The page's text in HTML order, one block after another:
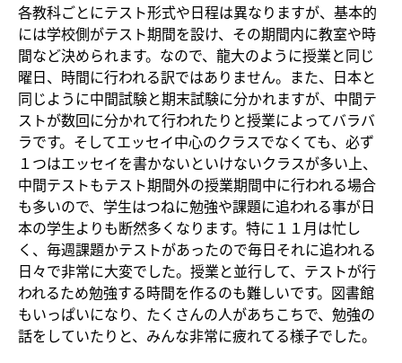
各教科ごとにテスト形式や日程は異なりますが、基本的
には学校側がテスト期間を設け、その期間内に教室や時
間など決められます。なので、龍大のように授業と同じ
曜日、時間に行われる訳ではありません。また、日本と
同じように中間試験と期末試験に分かれますが、中間テ
ストが数回に分かれて行われたりと授業によってバラバ
ラです。そしてエッセイ中心のクラスでなくても、必ず
１つはエッセイを書かないといけないクラスが多い上、
中間テストもテスト期間外の授業期間中に行われる場合
も多いので、学生はつねに勉強や課題に追われる事が日
本の学生よりも断然多くなります。特に１１月は忙し
く、毎週課題かテストがあったので毎日それに追われる
日々で非常に大変でした。授業と並行して、テストが行
われるため勉強する時間を作るのも難しいです。図書館
もいっぱいになり、たくさんの人があちこちで、勉強の
話をしていたりと、みんな非常に疲れてる様子でした。